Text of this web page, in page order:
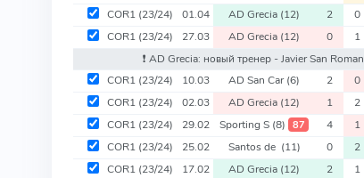
COR1 (23/24) 01.04 AD Grecia (12) 2 0
COR1 (23/24) 27.03 AD Grecia (12) 0 1
❗️ AD Grecia: новый тренер - Javier San Roman
COR1 (23/24) 10.03 AD San Car(6) 2 0
COR1 (23/24) 02.03 AD Grecia (12) 1 2
COR1 (23/24) 29.02 Sporting S (8) 87 4 1
COR1 (23/24) 25.02 Santos de (11) 0 2
COR1 (23/24) 17.02 AD Grecia (12) 2 1